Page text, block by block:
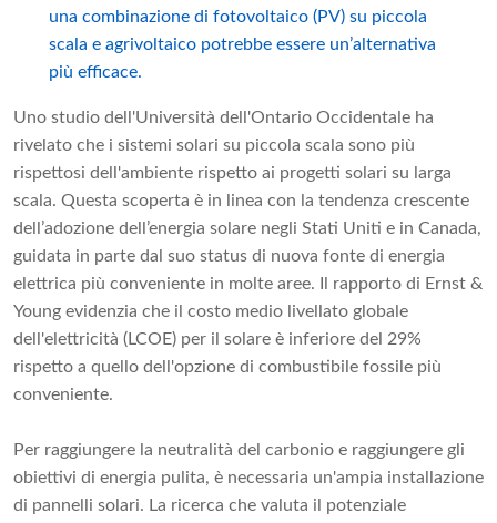
una combinazione di fotovoltaico (PV) su piccola
scala e agrivoltaico potrebbe essere un’alternativa
più efficace.
Uno studio dell'Università dell'Ontario Occidentale ha
rivelato che i sistemi solari su piccola scala sono più
rispettosi dell'ambiente rispetto ai progetti solari su larga
scala. Questa scoperta è in linea con la tendenza crescente
dell’adozione dell’energia solare negli Stati Uniti e in Canada,
guidata in parte dal suo status di nuova fonte di energia
elettrica più conveniente in molte aree. Il rapporto di Ernst &
Young evidenzia che il costo medio livellato globale
dell'elettricità (LCOE) per il solare è inferiore del 29%
rispetto a quello dell'opzione di combustibile fossile più
conveniente.
Per raggiungere la neutralità del carbonio e raggiungere gli
obiettivi di energia pulita, è necessaria un'ampia installazione
di pannelli solari. La ricerca che valuta il potenziale